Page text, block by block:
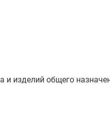
и изделий общего